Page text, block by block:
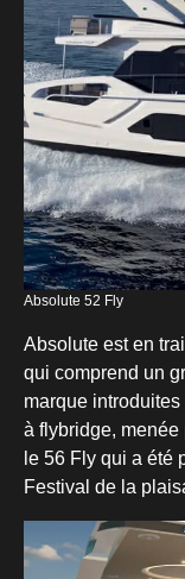
Absolute est en
qui comprend un
marque
à flybridge, menée
le 56 Fly qui a été
Festival de la